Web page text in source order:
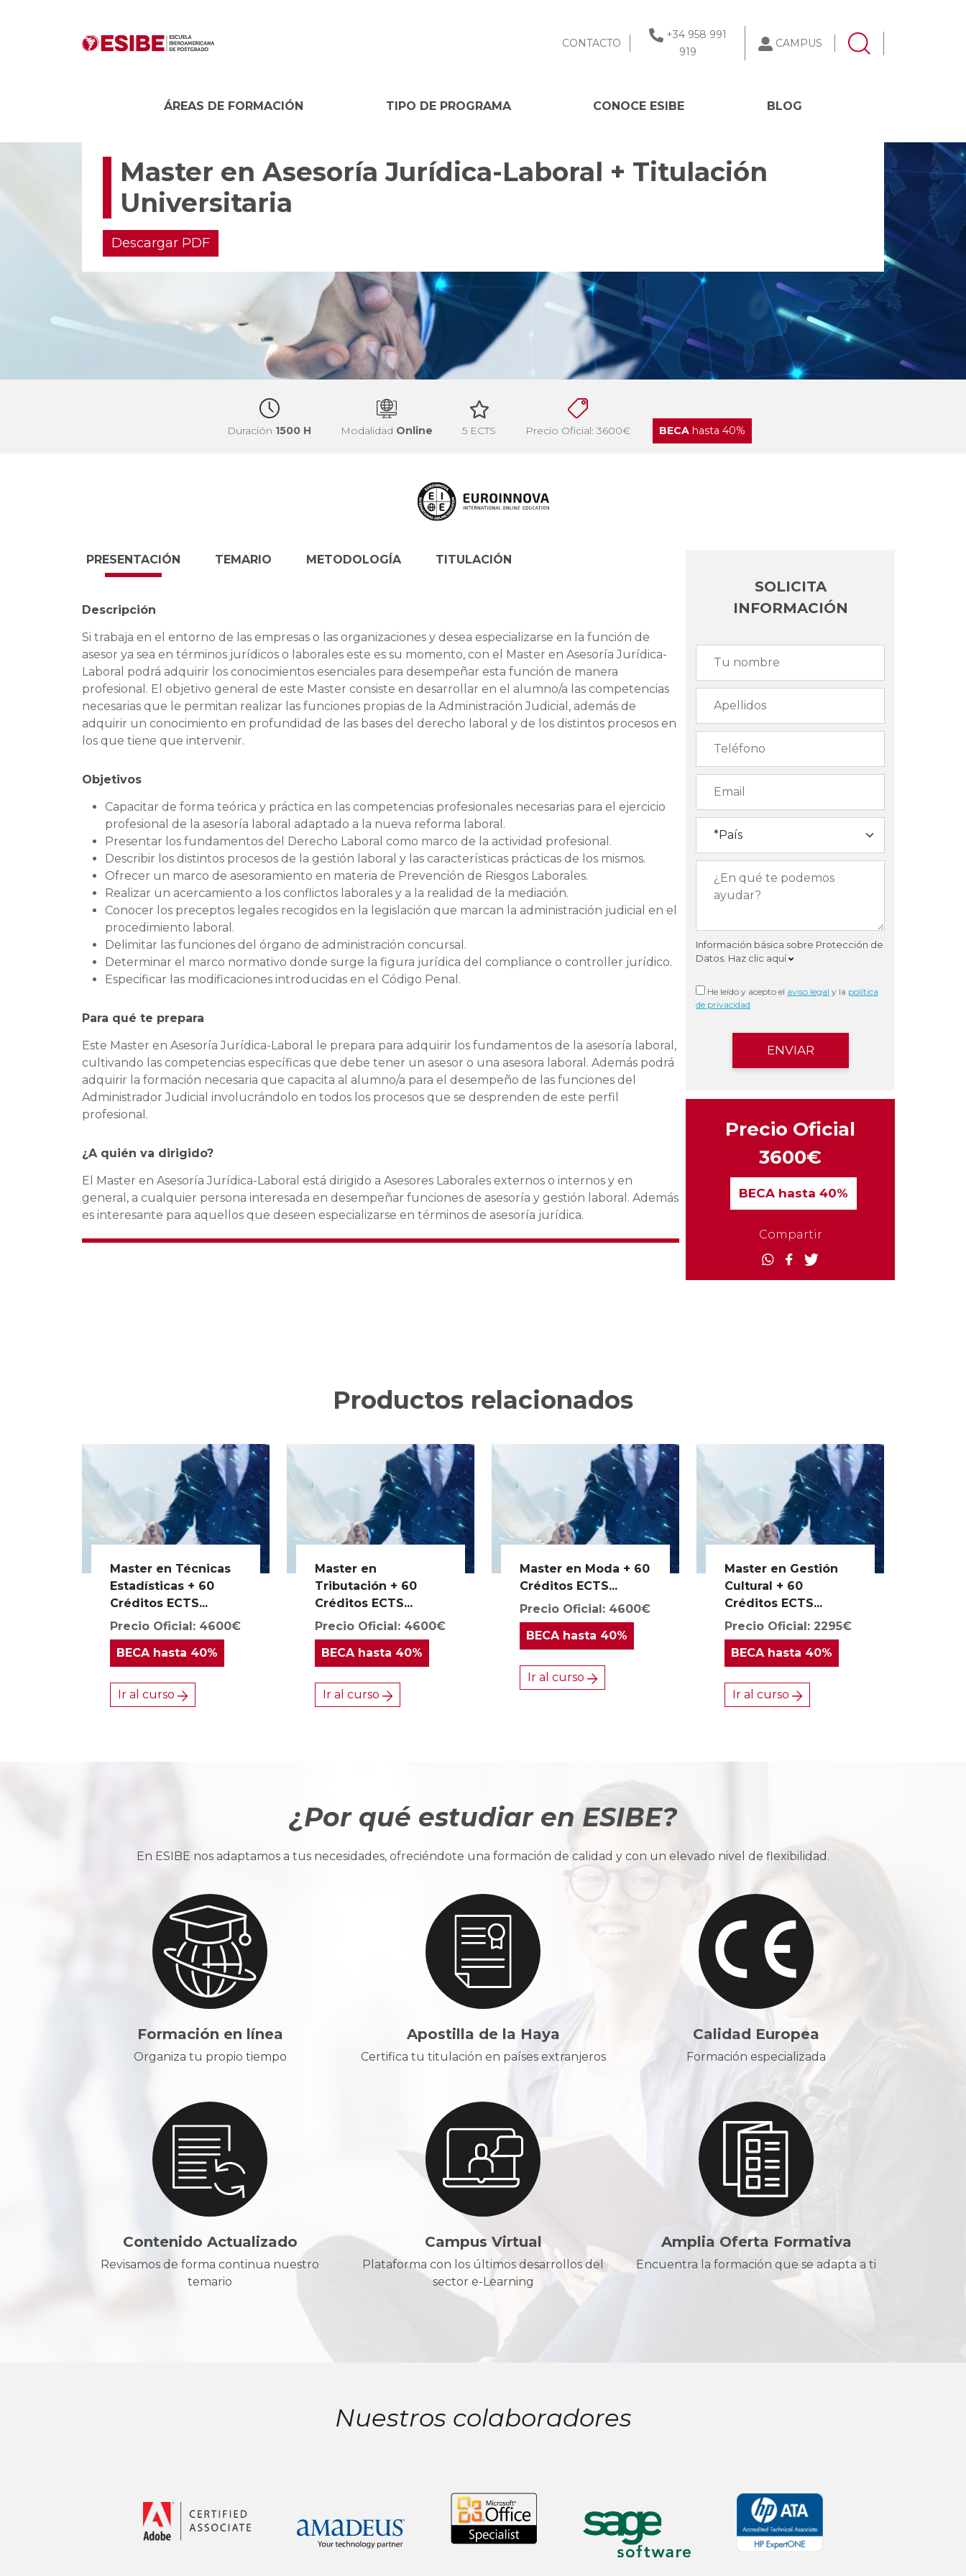
CONTACTO
+34 958 991
919
CAMPUS
ÁREAS DE FORMACIÓN TIPO DE PROGRAMA CONOCE ESIBE BLOG
Master en Asesoría Jurídica-Laboral + Titulación
Universitaria
Descargar PDF
Duración 1500 H Modalidad Online 5 ECTS Precio Oficial: 3600€ BECA hasta 40%
PRESENTACIÓN
Descripción
Si trabaja en el entorno de las empresas o las organizaciones y desea especializarse en la función de
asesor ya sea en términos jurídicos o laborales este es su momento, con el Master en Asesoría Jurídica-
Laboral podrá adquirir los conocimientos esenciales para desempeñar esta función de manera
profesional. El objetivo general de este Master consiste en desarrollar en el alumno/a las competencias
necesarias que le permitan realizar las funciones propias de la Administración Judicial, además de
adquirir un conocimiento en profundidad de las bases del derecho laboral y de los distintos procesos en
los que tiene que intervenir.
Objetivos
Capacitar de forma teórica y práctica en las competencias profesionales necesarias para el ejercicio
profesional de la asesoría laboral adaptado a la nueva reforma laboral.
Presentar los fundamentos del Derecho Laboral como marco de la actividad profesional.
Describir los distintos procesos de la gestión laboral y las características prácticas de los mismos.
Ofrecer un marco de asesoramiento en materia de Prevención de Riesgos Laborales.
Realizar un acercamiento a los conflictos laborales y a la realidad de la mediación.
Conocer los preceptos legales recogidos en la legislación que marcan la administración judicial en el
procedimiento laboral.
Delimitar las funciones del órgano de administración concursal.
Determinar el marco normativo donde surge la figura jurídica del compliance o controller jurídico.
Especificar las modificaciones introducidas en el Código Penal.
Para qué te prepara
Este Master en Asesoría Jurídica-Laboral le prepara para adquirir los fundamentos de la asesoría laboral,
cultivando las competencias específicas que debe tener un asesor o una asesora laboral. Además podrá
adquirir la formación necesaria que capacita al alumno/a para el desempeño de las funciones del
Administrador Judicial involucrándolo en todos los procesos que se desprenden de este perfil
profesional.
¿A quién va dirigido?
El Master en Asesoría Jurídica-Laboral está dirigido a Asesores Laborales externos o internos y en
general, a cualquier persona interesada en desempeñar funciones de asesoría y gestión laboral. Además
es interesante para aquellos que deseen especializarse en términos de asesoría jurídica.
TEMARIO METODOLOGÍA TITULACIÓN
SOLICITA
INFORMACIÓN
Información básica sobre Protección de
Datos. Haz clic aquí
He leído y acepto el aviso legal y la política
de privacidad
Precio Oficial
3600€
BECAhasta 40%
Compartir
Productos relacionados
Master en Técnicas
Estadísticas + 60
Créditos ECTS...
Precio Oficial: 4600€
BECAhasta 40%
Ir al curso
Master en
Tributación + 60
Créditos ECTS...
Precio Oficial: 4600€
BECAhasta 40%
Ir al curso
Master en Moda + 60
Créditos ECTS...
Precio Oficial: 4600€
BECAhasta 40%
Ir al curso
Master en Gestión
Cultural + 60
Créditos ECTS...
Precio Oficial: 2295€
BECAhasta 40%
Ir al curso
¿Por qué estudiar en ESIBE?
En ESIBE nos adaptamos a tus necesidades, ofreciéndote una formación de calidad y con un elevado nivel de flexibilidad.
Formación en línea
Organiza tu propio tiempo
Apostilla de la Haya
Certifica tu titulación en países extranjeros
Calidad Europea
Formación especializada
Contenido Actualizado
Revisamos de forma continua nuestro
temario
Campus Virtual
Plataforma con los últimos desarrollos del
sector e-Learning
Amplia Oferta Formativa
Encuentra la formación que se adapta a ti
Nuestros colaboradores